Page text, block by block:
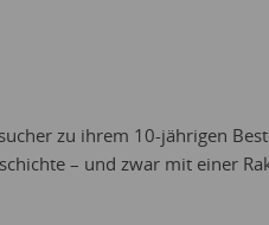
zu ihrem 10-jährigen
– und zwar mit einer